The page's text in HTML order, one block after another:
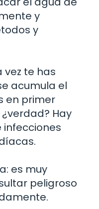
y
y
vez te has
acumula el
en primer
Hay
infecciones
es muy
peligroso